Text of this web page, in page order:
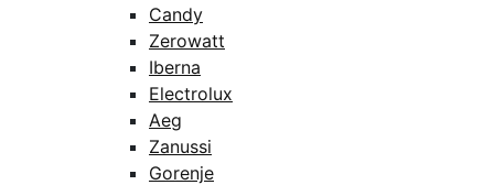
Candy
Zerowatt
Iberna
Electrolux
Aeg
Zanussi
Gorenje